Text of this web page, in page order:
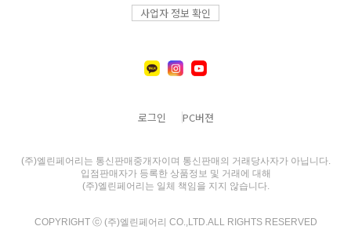
사업자 정보 확인
로그인 PC버젼
(주)엘린페어리는 통신판매중개자이며 통신판매의 거래당사자가 아닙니다.
입점판매자가 등록한 상품정보 및 거래에 대해
(주)엘린페어리는 일체 책임을 지지 않습니다.
COPYRIGHT ⓒ (주)엘린페어리 CO.,LTD.ALL RIGHTS RESERVED